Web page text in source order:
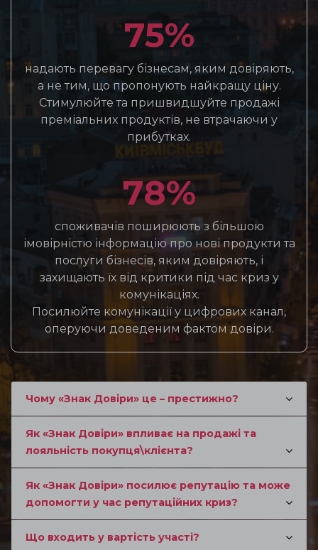
75%
надають перевагу бізнесам, яким довіряють,
а не тим, що пропонують найкращу ціну.
Стимулюйте та пришвидшуйте продажі
преміальних продуктів, не втрачаючи у
прибутках.
78%
споживачів поширюють з більшою
імовірністю інформацію про нові продукти та
послуги бізнесів, яким довіряють, і
захищають їх від критики під час криз у
комунікаціях.
Посилюйте комунікації у цифрових канал,
оперуючи доведеним фактом довіри.
Чому «Знак Довіри» це – престижно?
Як «Знак Довіри» впливає на продажі та
лояльність покупця\клієнта?
Як «Знак Довіри» посилює репутацію та може
допомогти у час репутаційних криз?
Що входить у вартість участі?